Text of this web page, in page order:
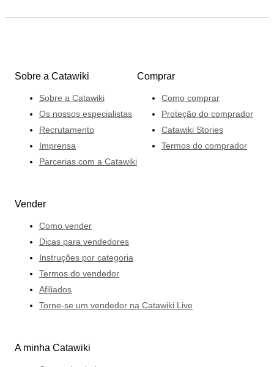
Sobre a Catawiki
Sobre a Catawiki
Os nossos especialistas
Recrutamento
Imprensa
Parcerias com a Catawiki
Comprar
Como comprar
Proteção do comprador
Catawiki Stories
Termos do comprador
Vender
Como vender
Dicas para vendedores
Instruções por categoria
Termos do vendedor
Afiliados
Torne-se um vendedor na Catawiki Live
A minha Catawiki